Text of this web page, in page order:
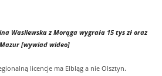
Wasilewska z Morąga wygrała 15 tys zł oraz
[wywiad wideo]
licencje ma Elbląg a nie Olsztyn.